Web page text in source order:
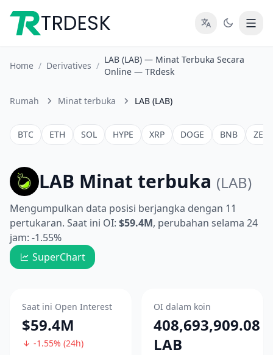
TRDESK
Home / Derivatives /
LAB (LAB) — Minat Terbuka Secara
Online — TRdesk
Rumah Minat terbuka LAB (LAB)
BTC ETH SOL HYPE XRP DOGE BNB ZEC
LAB Minat terbuka (LAB)
Mengumpulkan data posisi berjangka dengan 11
pertukaran. Saat ini OI: $59.4M, perubahan selama 24
jam: -1.55%
SuperChart
Saat ini Open Interest
$59.4M
-1.55% (24h)
OI dalam koin
408,693,909.08
LAB